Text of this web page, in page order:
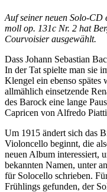
Auf seiner neuen Solo-CD
moll op. 131c Nr. 2 hat
Courvoisier ausgewählt.
Dass Johann Sebastian
In der Tat spielte man sie
Klengel ein ebenso
allmählich einsetzende
des Barock eine lange
Capricen von Alfredo
Um 1915 ändert sich das
Violoncello beginnt, die
neuen Album interessiert,
bekannten Namen, unter
für Solocello schrieben.
Frühlings gefunden, der